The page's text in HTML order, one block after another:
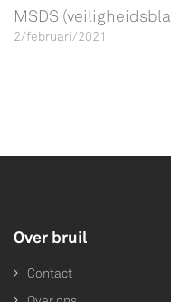
MSDS
2/februari/2021
Over bruil
Contact